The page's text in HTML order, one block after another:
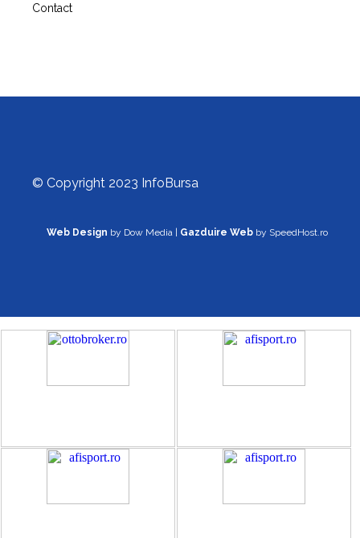
Contact
© Copyright 2023 InfoBursa
Web Design by Dow Media | Gazduire Web by SpeedHost.ro